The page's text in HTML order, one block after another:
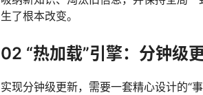
生了根本改变。
02 “热加载”引擎：分钟级
实现分钟级更新，需要一套精心设计的“